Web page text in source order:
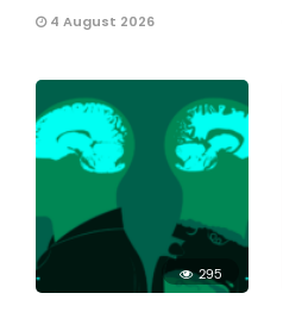
4 August 2026
295